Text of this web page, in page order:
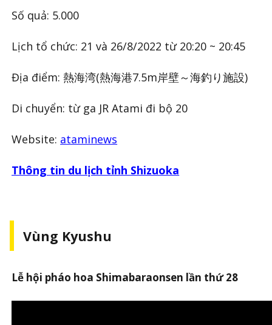
Số quả: 5.000
Lịch tổ chức: 21 và 26/8/2022 từ 20:20 ~ 20:45
Địa điểm: 熱海湾(熱海港7.5m岸壁～海釣り施設)
Di chuyển: từ ga JR Atami đi bộ 20
Website: ataminews
Thông tin du lịch tỉnh Shizuoka
Vùng Kyushu
Lễ hội pháo hoa Shimabaraonsen lần thứ 28